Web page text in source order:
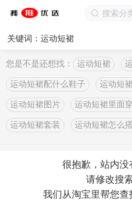
关键词：运动短裙
您是不是还想找： 运动短裙
运动短裙配什么鞋子 运动短
运动短裙图片 运动短裙里面
运动短裙套装 运动短裙怎么
很抱歉，站内
请修改搜
我们从淘宝里帮您查